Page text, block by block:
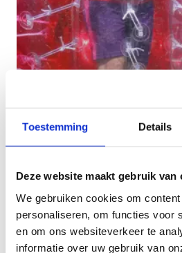
Toestemming Details
Deze website maakt gebruik van
We gebruiken cookies om
personaliseren, om functies voor
en om ons websiteverkeer te
informatie over uw gebruik van
In de categorie 'dingen die je
Ninja Warrior & Bubbleball!
onvergetelijke verjaardag van!